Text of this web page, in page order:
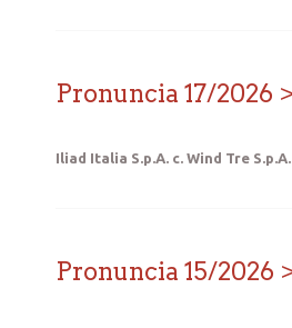
Pronuncia 17/2026
Iliad Italia S.p.A. c. Wind Tre S.p.A.
Pronuncia 15/2026